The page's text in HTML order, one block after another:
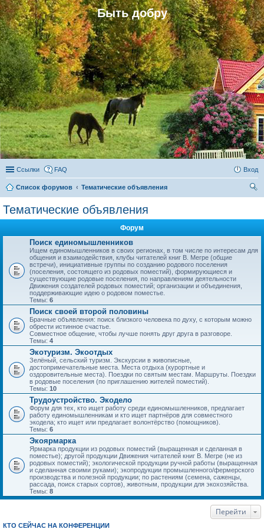
Быть добру
Ссылки FAQ Вход
Список форумов
Тематические объявления
Тематические объявления
Форум
Поиск единомышленников
Ищем единомышленников в своих регионах, в том числе по интересам для
общения и взаимодействия, клубы читателей книг В. Мегре (общие
встречи), инициативные группы по созданию родового поселения
(поселения, состоящего из родовых поместий), формирующиеся и
существующие родовые поселения, по направлениям деятельности
Движения создателей родовых поместий; организации и объединения,
поддерживающие идею о родовом поместье.
Темы: 6
Поиск своей второй половины
Брачные объявления: поиск близкого человека по духу, с которым можно
обрести истинное счастье.
Совместное общение, чтобы лучше понять друг друга в разговоре.
Темы: 4
Экотуризм. Экоотдых
Зелёный, сельский туризм. Экскурсии в живописные,
достопримечательные места. Места отдыха (курортные и
оздоровительные места). Поездки по святым местам. Маршруты. Поездки
в родовые поселения (по приглашению жителей поместий).
Темы: 10
Трудоустройство. Экодело
Форум для тех, кто ищет работу среди единомышленников, предлагает
работу единомышленникам и кто ищет партнёров для совместного
экодела; кто ищет или предлагает волонтёрство (помощников).
Темы: 6
Экоярмарка
Ярмарка продукции из родовых поместий (выращенная и сделанная в
поместье); другой продукции Движения читателей книг В. Мегре (не из
родовых поместий); экологической продукции ручной работы (выращенная
и сделанная своими руками); экопродукции промышленного/фермерского
производства и полезной продукции; по растениям (семена, саженцы,
рассада, поиск старых сортов), животным, продукции для экохозяйства.
Темы: 8
Перейти
КТО СЕЙЧАС НА КОНФЕРЕНЦИИ